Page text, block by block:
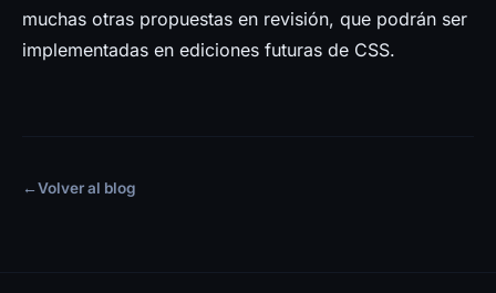
muchas otras propuestas en revisión, que podrán ser
implementadas en ediciones futuras de CSS.
←Volver al blog